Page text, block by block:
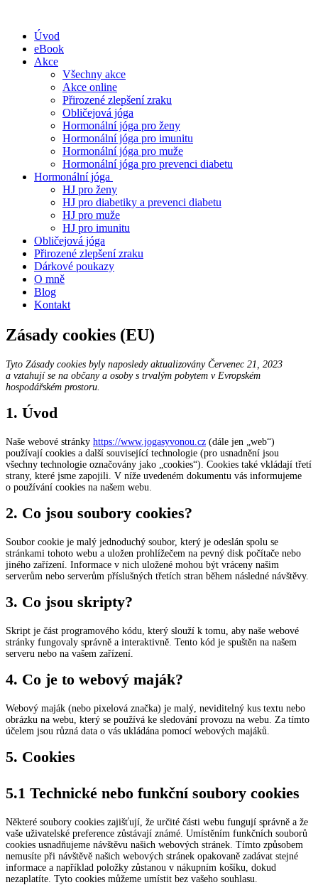
Úvod
eBook
Akce
Všechny akce
Akce online
Přirozené zlepšení zraku
Obličejová jóga
Hormonální jóga pro ženy
Hormonální jóga pro imunitu
Hormonální jóga pro muže
Hormonální jóga pro prevenci diabetu
Hormonální jóga
HJ pro ženy
HJ pro diabetiky a prevenci diabetu
HJ pro muže
HJ pro imunitu
Obličejová jóga
Přirozené zlepšení zraku
Dárkové poukazy
O mně
Blog
Kontakt
Zásady cookies (EU)
Tyto Zásady cookies byly naposledy aktualizovány Červenec 21, 2023
a vztahují se na občany a osoby s trvalým pobytem v Evropském
hospodářském prostoru.
1. Úvod
Naše webové stránky https://www.jogasyvonou.cz (dále jen „web“)
používají cookies a další související technologie (pro usnadnění jsou
všechny technologie označovány jako „cookies“). Cookies také vkládají třetí
strany, které jsme zapojili. V níže uvedeném dokumentu vás informujeme
o používání cookies na našem webu.
2. Co jsou soubory cookies?
Soubor cookie je malý jednoduchý soubor, který je odeslán spolu se
stránkami tohoto webu a uložen prohlížečem na pevný disk počítače nebo
jiného zařízení. Informace v nich uložené mohou být vráceny našim
serverům nebo serverům příslušných třetích stran během následné návštěvy.
3. Co jsou skripty?
Skript je část programového kódu, který slouží k tomu, aby naše webové
stránky fungovaly správně a interaktivně. Tento kód je spuštěn na našem
serveru nebo na vašem zařízení.
4. Co je to webový maják?
Webový maják (nebo pixelová značka) je malý, neviditelný kus textu nebo
obrázku na webu, který se používá ke sledování provozu na webu. Za tímto
účelem jsou různá data o vás ukládána pomocí webových majáků.
5. Cookies
5.1 Technické nebo funkční soubory cookies
Některé soubory cookies zajišťují, že určité části webu fungují správně a že
vaše uživatelské preference zůstávají známé. Umístěním funkčních souborů
cookies usnadňujeme návštěvu našich webových stránek. Tímto způsobem
nemusíte při návštěvě našich webových stránek opakovaně zadávat stejné
informace a například položky zůstanou v nákupním košíku, dokud
nezaplatíte. Tyto cookies můžeme umístit bez vašeho souhlasu.